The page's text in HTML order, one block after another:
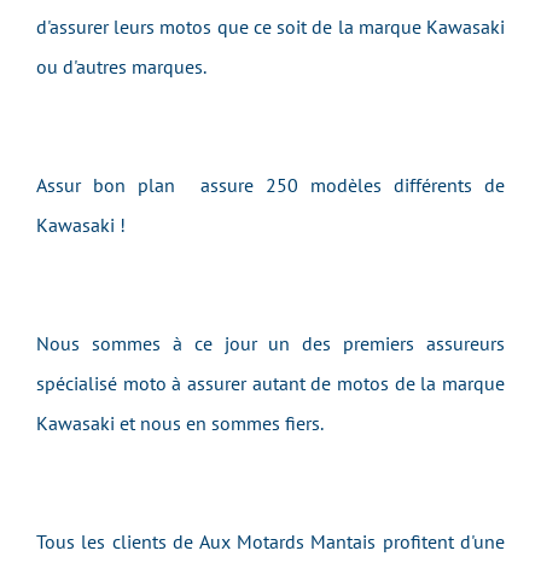
d'assurer leurs motos que ce soit de la marque Kawasaki
ou d'autres marques.
Assur bon plan assure 250 modèles différents de
Kawasaki !
Nous sommes à ce jour un des premiers assureurs
spécialisé moto à assurer autant de motos de la marque
Kawasaki et nous en sommes fiers.
Tous les clients de Aux Motards Mantais profitent d'une